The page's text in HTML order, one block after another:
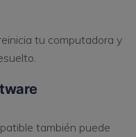
tu computadora y
también puede